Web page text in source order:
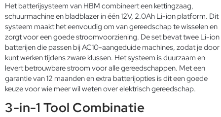
Het batterijsysteem van HBM combineert een kettingzaag,
schuurmachine en bladblazer in één 12V, 2.0Ah Li-ion platform. Dit
systeem maakt het eenvoudig om van gereedschap te wisselen en
zorgt voor een goede stroomvoorziening. De set bevat twee Li-ion
batterijen die passen bij AC10-aangeduide machines, zodat je door
kunt werken tijdens zware klussen. Het systeem is duurzaam en
levert betrouwbare stroom voor alle gereedschappen. Met een
garantie van 12 maanden en extra batterijopties is dit een goede
keuze voor wie meer wil weten over elektrisch gereedschap.
3-in-1 Tool Combinatie